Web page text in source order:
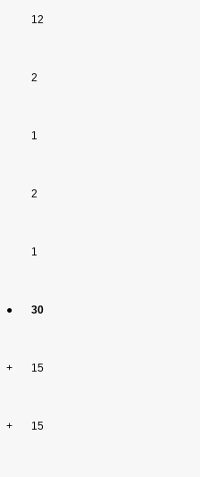
12
2
1
2
1
● 30
+ 15
+ 15